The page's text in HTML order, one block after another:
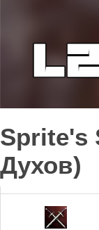
Sprite's
Духов)